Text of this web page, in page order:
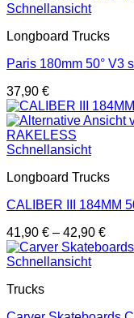
Schnellansicht
Longboard Trucks
Paris 180mm 50° V3
37,90 €
Schnellansicht
Longboard Trucks
CALIBER III 184MM
41,90 € – 42,90 €
Schnellansicht
Trucks